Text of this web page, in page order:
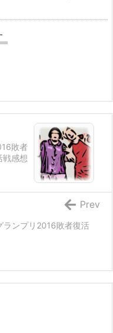
敗者
戦感想
ランプリ2016敗者復活
Prev